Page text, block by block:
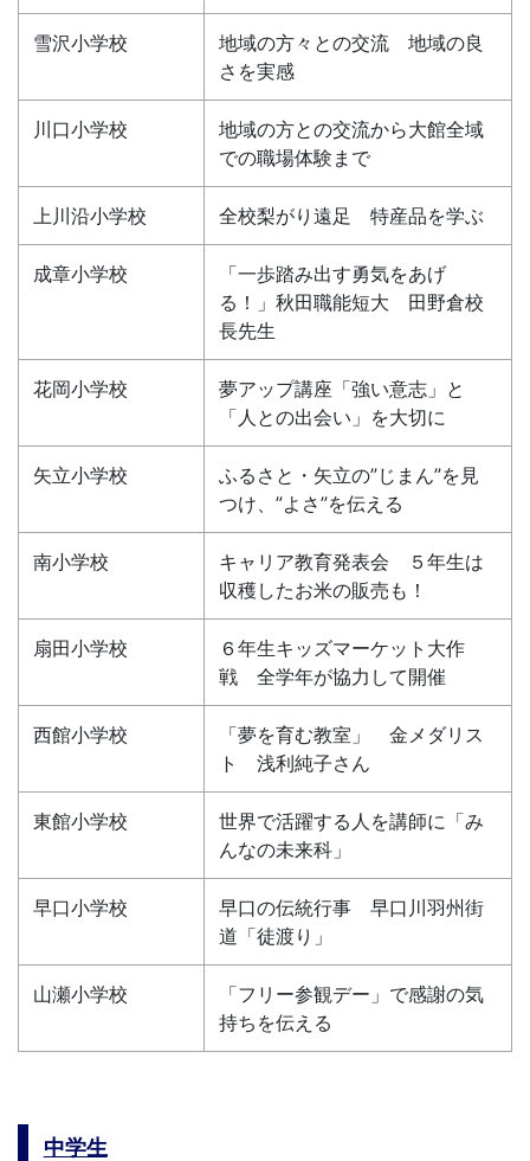
雪沢小学校
地域の方々との交流 地域の良
さを実感
川口小学校
地域の方との交流から大館全域
での職場体験まで
上川沿小学校 全校梨がり遠足 特産品を学ぶ
成章小学校
「一歩踏み出す勇気をあげ
る！」秋田職能短大 田野倉校
長先生
花岡小学校
夢アップ講座「強い意志」と
「人との出会い」を大切に
矢立小学校
ふるさと・矢立の”じまん”を見
つけ、”よさ”を伝える
南小学校
キャリア教育発表会 ５年生は
収穫したお米の販売も！
扇田小学校
６年生キッズマーケット大作
戦 全学年が協力して開催
西館小学校
「夢を育む教室」 金メダリス
ト 浅利純子さん
東館小学校
世界で活躍する人を講師に「み
んなの未来科」
早口小学校
早口の伝統行事 早口川羽州街
道「徒渡り」
山瀬小学校
「フリー参観デー」で感謝の気
持ちを伝える
中学生